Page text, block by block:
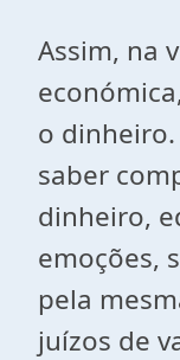
Assim, na
o
saber
dinheiro,
emoções,
pela
juízos de